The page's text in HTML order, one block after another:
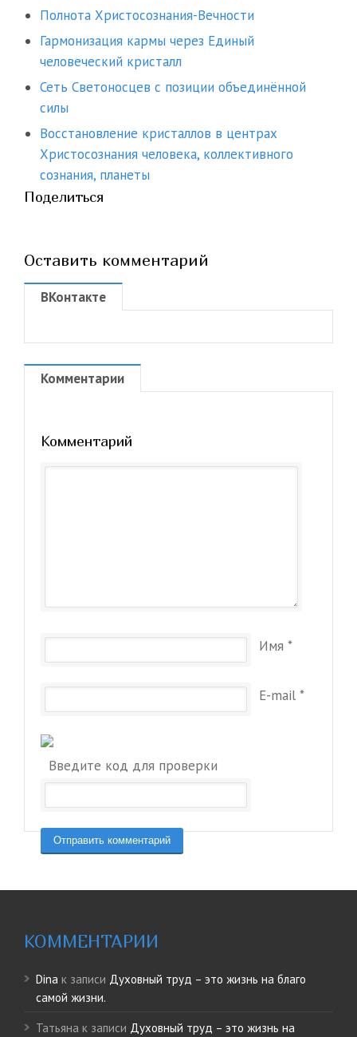
Полнота Христосознания-Вечности
Гармонизация кармы через Единый
человеческий кристалл
Сеть Светоносцев с позиции объединённой
силы
Восстановление кристаллов в центрах
Христосознания человека, коллективного
сознания, планеты
Поделиться
Оставить комментарий
ВКонтакте
Комментарии
Комментарий
Имя *
E-mail *
Введите код для проверки
КОММЕНТАРИИ
Dina к записи Духовный труд – это жизнь на благо
самой жизни.
Татьяна к записи Духовный труд – это жизнь на